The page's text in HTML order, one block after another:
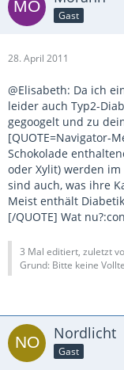
Gast
28. April 2011
@Elisabeth: Da ich
leider auch Typ2-
gegoogelt und zu
[QUOTE=Navigator-
Schokolade
oder Xylit) werden
sind auch, was ihre
Meist enthält
[/QUOTE] Wat
3 Mal editiert, zuletzt
Grund: Bitte keine
Nordlicht
Gast